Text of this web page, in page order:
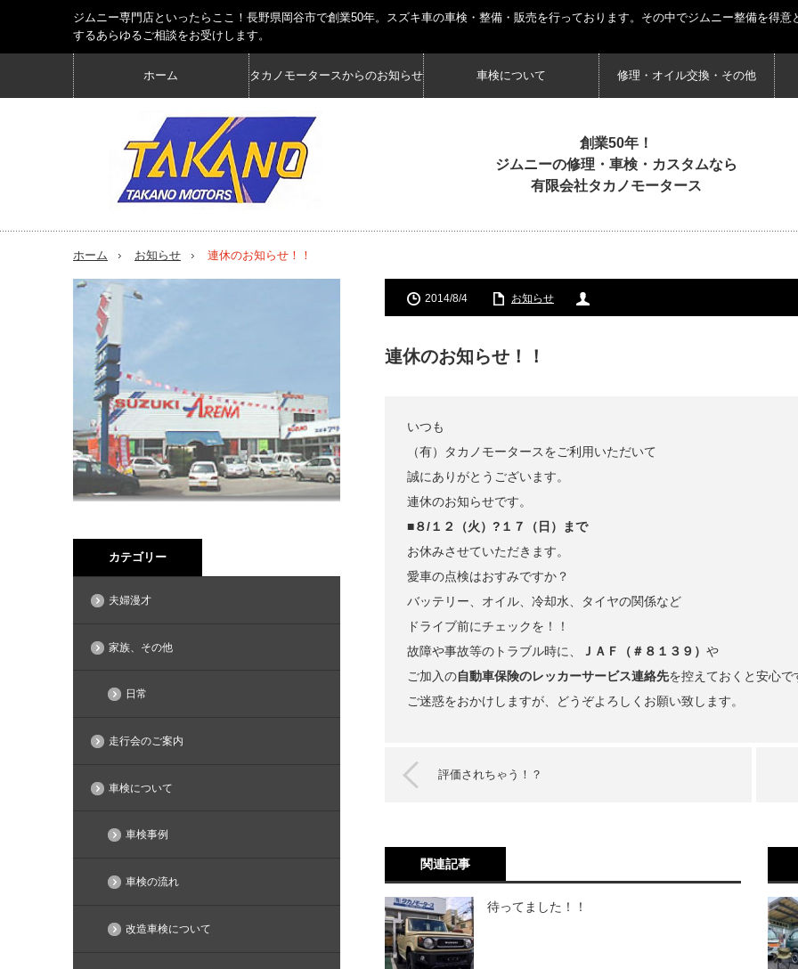
ジムニー専門店といったらここ！長野県岡谷市で創業50年。スズキ車の車検・整備・販売を行っております。その中でジムニー整備を得
するあらゆるご相談をお受けします。
ホーム タカノモータースからのお知らせ 車検について 修理・オイル交換・その他
創業50年！
ジムニーの修理・車検・カスタムなら
有限会社タカノモータース
ホーム お知らせ 連休のお知らせ！！
2014/8/4 お知らせ
連休のお知らせ！！
いつも
（有）タカノモータースをご利用いただいて
誠にありがとうございます。
連休のお知らせです。
■８/１２（火）?１７（日）まで
お休みさせていただきます。
愛車の点検はおすみですか？
バッテリー、オイル、冷却水、タイヤの関係など
ドライブ前にチェックを！！
故障や事故等のトラブル時に、
ＪＡＦ（＃８１３９） や
ご加入の自動車保険のレッカーサービス連絡先を控えておくと安心で
ご迷惑をおかけしますが、どうぞよろしくお願い致します。
評価されちゃう！？
関連記事
待ってました！！
カテゴリー
夫婦漫才
家族、その他
日常
走行会のご案内
車検について
車検事例
車検の流れ
改造車検について